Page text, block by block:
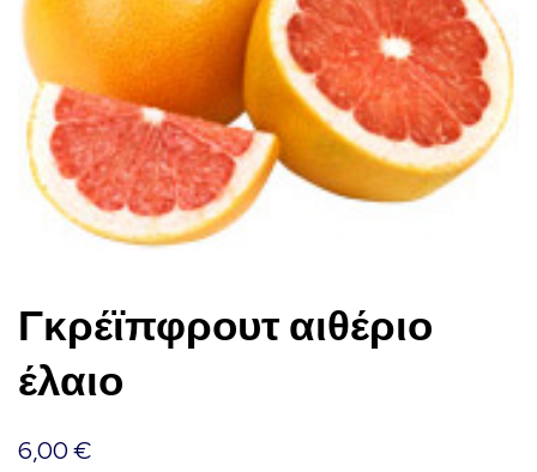
Γκρέϊπφρουτ αιθέριο
έλαιο
6,00€